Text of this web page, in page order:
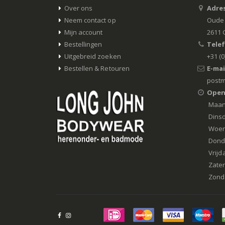
Over ons
Neem contact op
Mijn account
Bestellingen
Uitgebreid zoeken
Bestellen & Retouren
2611
+31
E-